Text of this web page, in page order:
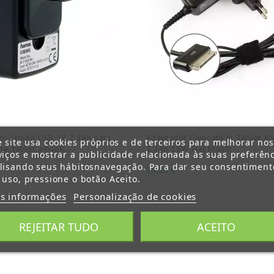
rápido USB 5V 2,1Ah para
tablet, ebook....
Preço
25,25 €
Adaptador Compatível Tablet
1,2Ah 18W Flat Mouth
1-2 de um total de 2 artigo(s)
site usa cookies próprios e de terceiros para melhorar
e mostrar a publicidade relacionada às suas
seus hábitosnavegação. Para dar seu
pressione o botão Aceito.
informações Personalização de cookies
REJEITAR TUDO ACEITO